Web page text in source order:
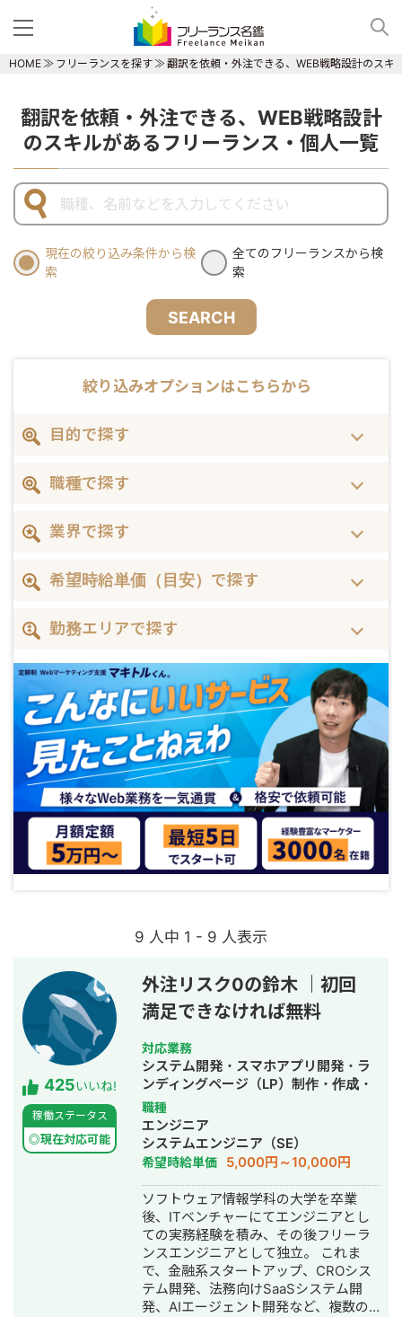
HOME フリーランスを探す 翻訳を依頼・外注できる、WEB戦略設計のスキ
翻訳を依頼・外注できる、WEB戦略設計
のスキルがあるフリーランス・個人一覧
現在の絞り込み条件から検
索
全てのフリーランスから検
索
SEARCH
絞り込みオプションはこちらから
目的で探す
職種で探す
業界で探す
希望時給単価（目安）で探す
勤務エリアで探す
9 人中 1 - 9 人表示
425いいね!
稼働ステータス
◎現在対応可能
外注リスク0の鈴木 ｜初回
満足できなければ無料
対応業務
システム開発・スマホアプリ開発・ラ
ンディングページ（LP）制作・作成・
ECサイト構築・ネットショップ作成代
行・SEO対策・新規事業立上・SNS運
用代行・記事作成代行・ライティン
グ・翻訳・ホームページ制作・作成・
バナー制作・デザイン・ロゴデザイ
ン・作成・イラスト制作・動画制作・
動画編集・AI活用
職種
エンジニア
システムエンジニア（SE）
希望時給単価 5,000円～10,000円
ソフトウェア情報学科の大学を卒業
後、ITベンチャーにてエンジニアとし
ての実務経験を積み、その後フリーラ
ンスエンジニアとして独立。 これま
で、金融系スタートアップ、CROシス
テム開発、法務向けSaaSシステム開
発、AIエージェント開発など、複数の